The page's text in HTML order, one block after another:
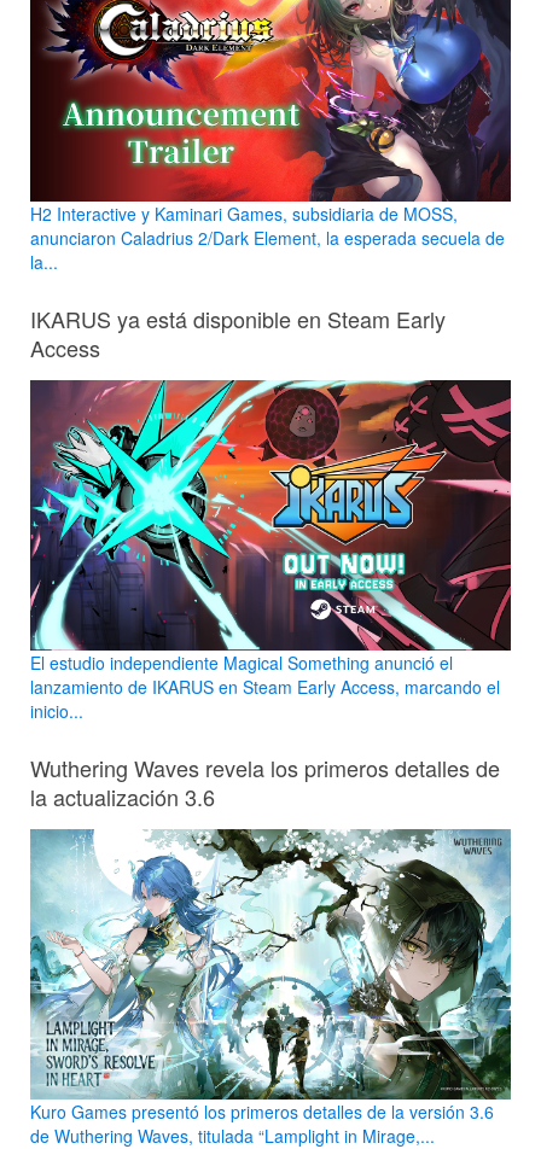
H2 Interactive y Kaminari Games, subsidiaria de MOSS,
anunciaron Caladrius 2/Dark Element, la esperada secuela de
la...
IKARUS ya está disponible en Steam Early
Access
El estudio independiente Magical Something anunció el
lanzamiento de IKARUS en Steam Early Access, marcando el
inicio...
Wuthering Waves revela los primeros detalles de
la actualización 3.6
Kuro Games presentó los primeros detalles de la versión 3.6
de Wuthering Waves, titulada “Lamplight in Mirage,...